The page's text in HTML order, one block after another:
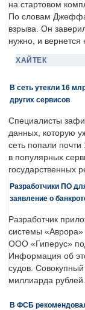
на стартовом
По словам
взрыва. Он
нужно, и вернется
ХАЙТЕК
В сеть утекли 16
других сервисов
Специалисты
данных, которую
сеть попали
в популярных
государственных
Разработчики ПО
заявление о
Разработчик
системы
ООО «Гиперус»
Информация об
судов.
миллиарда рублей.
В ФСБ